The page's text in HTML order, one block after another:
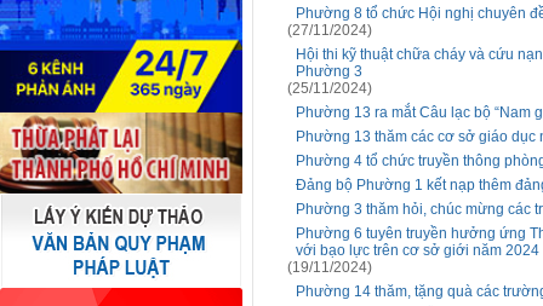
Phường 8 tổ chức Hội nghị chuyên
(27/11/2024)
Hội thi kỹ thuật chữa cháy và cứu
Phường 3
(25/11/2024)
Phường 13 ra mắt Câu lạc bộ “Nam
Phường 13 thăm các cơ sở giáo dục
Phường 4 tổ chức truyền thông
Đảng bộ Phường 1 kết nạp thêm
Phường 3 thăm hỏi, chúc mừng các
Phường 6 tuyên truyền hưởng ứng
với bạo lực trên cơ sở giới năm 2024
(19/11/2024)
Phường 14 thăm, tặng quà các